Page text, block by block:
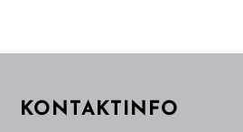
KONTAKTINFO